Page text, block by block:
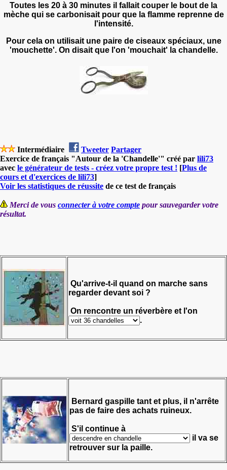
Toutes les 20 à 30 minutes il fallait couper le bout de la
mèche qui se carbonisait pour que la flamme reprenne de
l'intensité.
Pour cela on utilisait une paire de ciseaux spéciaux, une
'mouchette'. On disait que l'on 'mouchait' la chandelle.
Intermédiaire Tweeter Partager
Exercice de français "Autour de la 'Chandelle'" créé par lili73
avec le générateur de tests - créez votre propre test ! [Plus de
cours et d'exercices de lili73]
Voir les statistiques de réussite de ce test de français
Merci de vous connecter à votre compte pour sauvegarder votre
résultat.
Qu'arrive-t-il quand on marche sans
regarder devant soi ?
On rencontre un réverbère et l'on
.
Bernard gaspille tant et plus, il n'arrête
pas de faire des achats ruineux.
S'il continue à
il va se
retrouver sur la paille.